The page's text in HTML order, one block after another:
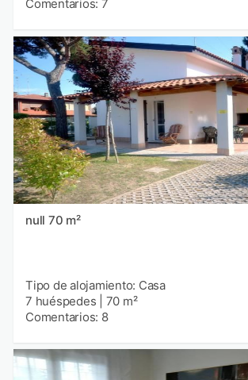
Comentarios: 7
null 70 m²
Tipo de alojamiento: Casa
7 huéspedes
70 m²
Comentarios: 8